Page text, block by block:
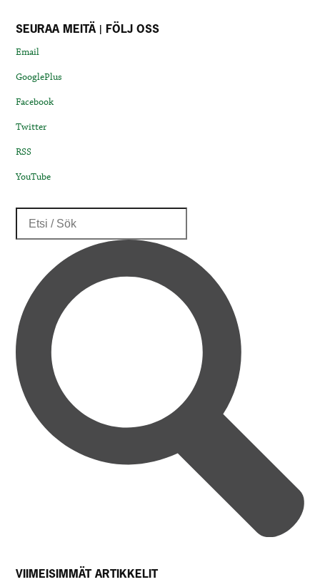
SEURAA MEITÄ | FÖLJ OSS
Email
GooglePlus
Facebook
Twitter
RSS
YouTube
VIIMEISIMMÄT ARTIKKELIT